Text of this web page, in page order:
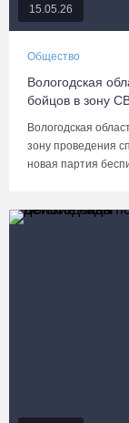
15.05.26
Общество
Вологодская
бойцов в зону
Вологодская
зону проведения
новая партия